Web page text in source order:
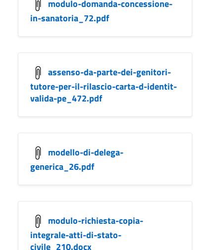
modulo-domanda-concessione-
in-sanatoria_72.pdf
assenso-da-parte-dei-genitori-
tutore-per-il-rilascio-carta-d-identit-
valida-pe_472.pdf
modello-di-delega-
generica_26.pdf
modulo-richiesta-copia-
integrale-atti-di-stato-
civile_210.docx